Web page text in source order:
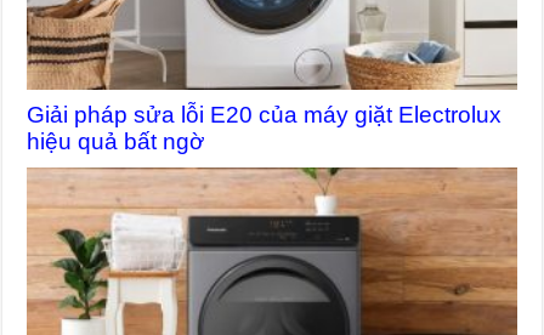
Giải pháp sửa lỗi E20 của máy giặt Electrolux
hiệu quả bất ngờ